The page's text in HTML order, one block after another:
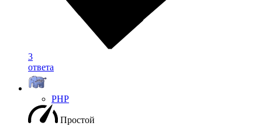
3
ответа
PHP
Простой